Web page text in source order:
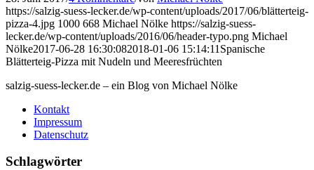
https://salzig-suess-lecker.de/wp-content/uploads/2017/06/blätterteig-
pizza-4.jpg 1000 668 Michael Nölke https://salzig-suess-
lecker.de/wp-content/uploads/2016/06/header-typo.png Michael
Nölke2017-06-28 16:30:082018-01-06 15:14:11 Spanische
Blätterteig-Pizza mit Nudeln und Meeresfrüchten
salzig-suess-lecker.de – ein Blog von Michael Nölke
Kontakt
Impressum
Datenschutz
Schlagwörter